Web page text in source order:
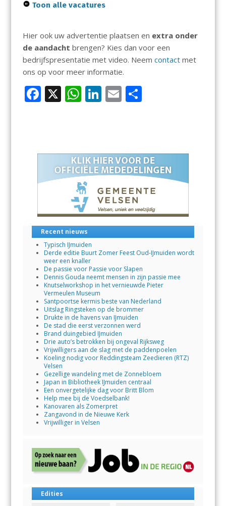
Toon alle vacatures
Hier ook uw advertentie plaatsen en extra onder
de aandacht brengen? Kies dan voor een
bedrijfspresentatie met video. Neem contactmet
ons op voor meer informatie.
F
o
X W
A
p
p
Li
dI
n
E D
Recent nieuws
Typisch IJmuiden
Derde editie Buurt Zomer Feest Oud-IJmuiden wordt
weer een knaller
De passie voor Passie voor Slapen
Dennis Gouda neemt mensen in zijn passie mee
Knutselworkshop in het vernieuwde Pieter
Vermeulen Museum
Santpoortse kermis beste van Nederland
Uitslag Ringsteken op de brommer
Drukte in de havens van IJmuiden
De stad die eerst verzonnen werd
Brand duingebied IJmuiden
Drie auto’s betrokken bij ongeval Rijksweg
Vrijwilligers aan de slag met de paddenpoelen
Koeling nodig voor Reddingsteam Zeedieren (RTZ)
Velsen
Gezellige wandeling met de Zonnebloem
Japan in Bibliotheek IJmuiden centraal
Een onvergetelijke dag voor Britt Blom
Help mee bij de Voedselbank!
Kanovaren als Zomerpret
Zangavond in de Nieuwe Kerk
Vrijwilliger in Velsen
Edities